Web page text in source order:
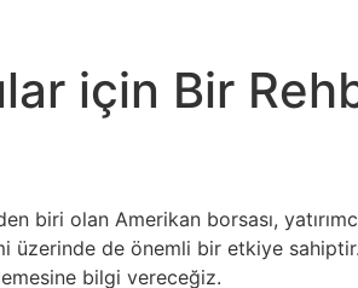
için Bir
biri olan Amerikan borsası,
de önemli bir etkiye sahiptir.
bilgi vereceğiz.